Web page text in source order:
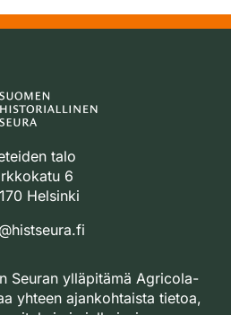
talo
6
Helsinki
Seuran ylläpitämä Agricola-
yhteen ajankohtaista tietoa,